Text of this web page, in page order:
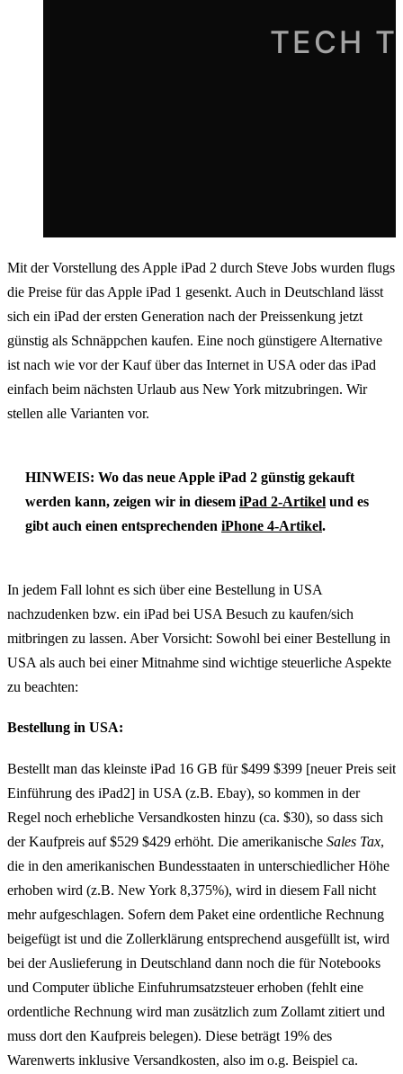
Mit der Vorstellung des Apple iPad 2 durch Steve Jobs wurden flugs
die Preise für das Apple iPad 1 gesenkt. Auch in Deutschland lässt
sich ein iPad der ersten Generation nach der Preissenkung jetzt
günstig als Schnäppchen kaufen. Eine noch günstigere Alternative
ist nach wie vor der Kauf über das Internet in USA oder das iPad
einfach beim nächsten Urlaub aus New York mitzubringen. Wir
stellen alle Varianten vor.
HINWEIS: Wo das neue Apple iPad 2 günstig gekauft
werden kann, zeigen wir in diesem iPad 2-Artikel und es
gibt auch einen entsprechenden iPhone 4-Artikel.
In jedem Fall lohnt es sich über eine Bestellung in USA
nachzudenken bzw. ein iPad bei USA Besuch zu kaufen/sich
mitbringen zu lassen. Aber Vorsicht: Sowohl bei einer Bestellung in
USA als auch bei einer Mitnahme sind wichtige steuerliche Aspekte
zu beachten:
Bestellung in USA:
Bestellt man das kleinste iPad 16 GB für $499 $399 [neuer Preis seit
Einführung des iPad2] in USA (z.B. Ebay), so kommen in der
Regel noch erhebliche Versandkosten hinzu (ca. $30), so dass sich
der Kaufpreis auf $529 $429 erhöht. Die amerikanische Sales Tax,
die in den amerikanischen Bundesstaaten in unterschiedlicher Höhe
erhoben wird (z.B. New York 8,375%), wird in diesem Fall nicht
mehr aufgeschlagen. Sofern dem Paket eine ordentliche Rechnung
beigefügt ist und die Zollerklärung entsprechend ausgefüllt ist, wird
bei der Auslieferung in Deutschland dann noch die für Notebooks
und Computer übliche Einfuhrumsatzsteuer erhoben (fehlt eine
ordentliche Rechnung wird man zusätzlich zum Zollamt zitiert und
muss dort den Kaufpreis belegen). Diese beträgt 19% des
Warenwerts inklusive Versandkosten, also im o.g. Beispiel ca.